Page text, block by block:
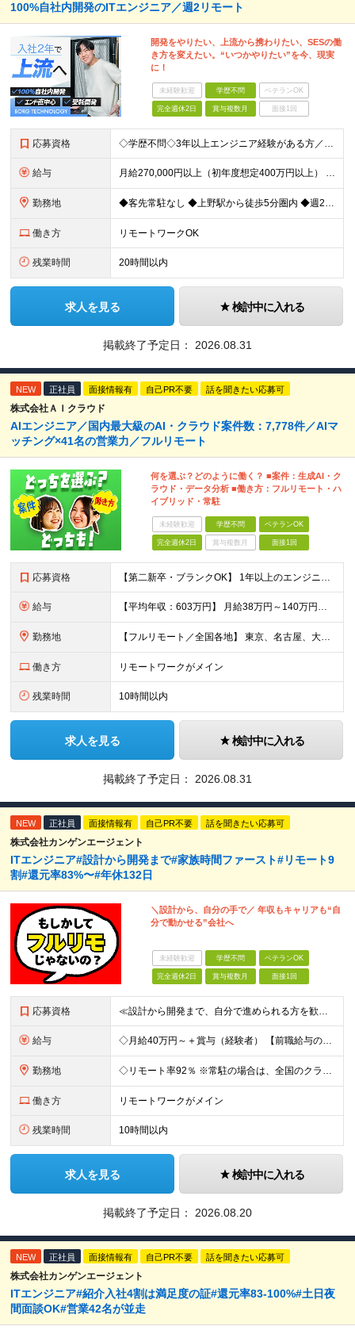
100%自社内開発のITエンジニア／週2リモート
開発をやりたい、上流から携わりたい、SESの働
き方を変えたい。“いつかやりたい”を今、現実
に！
未経験歓迎 学歴不問 ベテランOK
完全週休2日 賞与複数月 面接1回
応募資格 ◇学歴不問◇3年以上エンジニア経験がある方／人柄重視の採用です 必須条件―MUST― ■3年以上エンジニア経験がある方 ■C#、Java、Node.js、VB.NETを使った実務経験がある方 《
給与 月給270,000円以上（初年度想定400万円以上） ※ご経験やスキル、前職給等を考慮して給与額を決定します。 ※試用期間は3ヶ月間となります。期間中の待遇に変更はありません。 ★社員の昇給率はほ
勤務地 ◆客先常駐なし ◆上野駅から徒歩5分圏内 ◆週2回のリモートワーク実施中 ◆転勤なし 上野の各オフィスでの勤務となります。 ￣￣￣￣￣￣￣￣￣￣￣￣￣￣￣￣￣ ＜本社＞ 東京都台東区上野7-2-8
働き方 リモートワークOK
残業時間 20時間以内
求人を見る 検討中に入れる
掲載終了予定日： 2026.08.31
NEW 正社員 面接情報有 自己PR不要 話を聞きたい応募可
株式会社ＡＩクラウド
AIエンジニア／国内最大級のAI・クラウド案件数：7,778件／AIマ
ッチング×41名の営業力／フルリモート
何を選ぶ？どのように働く？ ■案件：生成AI・ク
ラウド・データ分析 ■働き方：フルリモート・ハ
イブリッド・常駐
未経験歓迎 学歴不問 ベテランOK
完全週休2日 賞与複数月 面接1回
応募資格 【第二新卒・ブランクOK】 1年以上のエンジニア経験がある方(開発・インフラ・工程・言語一切不問） 文理・学歴不問 【三上さんの事例】 転職前 AWS案件を希望していましたが、資格や評価軸が不明確で
給与 【平均年収：603万円】 月給38万円～140万円＋諸手当（経験者） 【平均年収603万円】 ※案件の契約内容や昇給額などはすべて開示します。 ※経験や能力を考慮し決定します。 ※月給には固定残業
勤務地 【フルリモート／全国各地】 東京、名古屋、大阪、福岡を中心とした全国のプロジェクトにアサイン。 ※プロジェクトは完全選択制です。 ※フルリモート、ハイブリッド型、常駐案件から自由に選択可能です。 ※転
働き方 リモートワークがメイン
残業時間 10時間以内
求人を見る 検討中に入れる
掲載終了予定日： 2026.08.31
NEW 正社員 面接情報有 自己PR不要 話を聞きたい応募可
株式会社カンゲンエージェント
ITエンジニア#設計から開発まで#家族時間ファースト#リモート9
割#還元率83%〜#年休132日
＼設計から、自分の手で／ 年収もキャリアも“自
分で動かせる”会社へ
未経験歓迎 学歴不問 ベテランOK
完全週休2日 賞与複数月 面接1回
応募資格 ≪設計から開発まで、自分で進められる方を歓迎します≫ クライアントの要件をもとに、システムの構成や処理の流れを設計し、 そのまま開発まで形にできる方を想定しています。 ◆学歴不問／言語不問／前職の雇
給与 ◇月給40万円～＋賞与（経験者） 【前職給与の総収入額を保証】 ※上記には固定残業代（30時間分／6万7000円～）が含まれています。超過分は時間外手当を別途支給。 ※試用期間3ヶ月（期間中は契約社員
勤務地 ◇リモート率92％ ※常駐の場合は、全国のクライアント案件にアサイン予定（東京・神奈川・埼玉・千葉・愛知・大阪・福岡メイン） 【拠点】 ◆本社／東京都渋谷区道玄坂1丁目10番8号 渋谷道玄坂東急ビル
働き方 リモートワークがメイン
残業時間 10時間以内
求人を見る 検討中に入れる
掲載終了予定日： 2026.08.20
NEW 正社員 面接情報有 自己PR不要 話を聞きたい応募可
株式会社カンゲンエージェント
ITエンジニア#紹介入社4割は満足度の証#還元率83-100%#土日夜
間面談OK#営業42名が並走